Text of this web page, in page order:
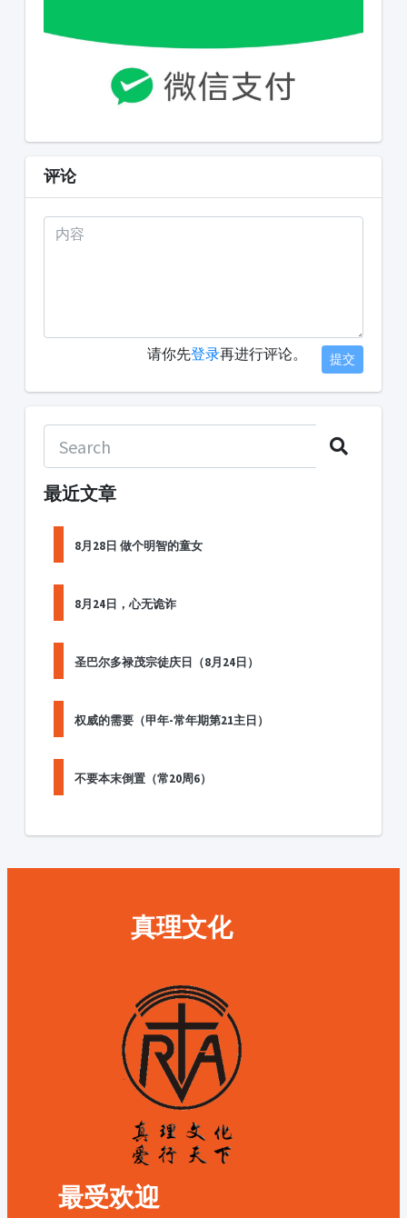
评论
请你先登录再进行评论。 提交
最近文章
8月28日 做个明智的童女
8月24日，心无诡诈
圣巴尔多禄茂宗徒庆日（8月24日）
权威的需要（甲年-常年期第21主日）
不要本末倒置（常20周6）
真理文化
最受欢迎